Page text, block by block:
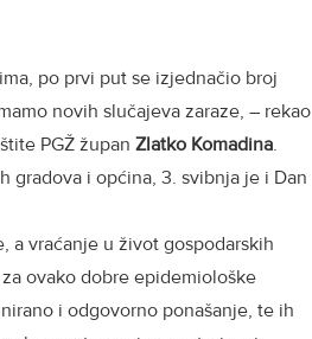
po prvi put se izjednačio broj
novih slučajeva zaraze, – rekao
PGŽ župan Zlatko Komadina.
gradova i općina, 3. svibnja je i Dan
a vraćanje u život gospodarskih
ovako dobre epidemiološke
i odgovorno ponašanje, te ih